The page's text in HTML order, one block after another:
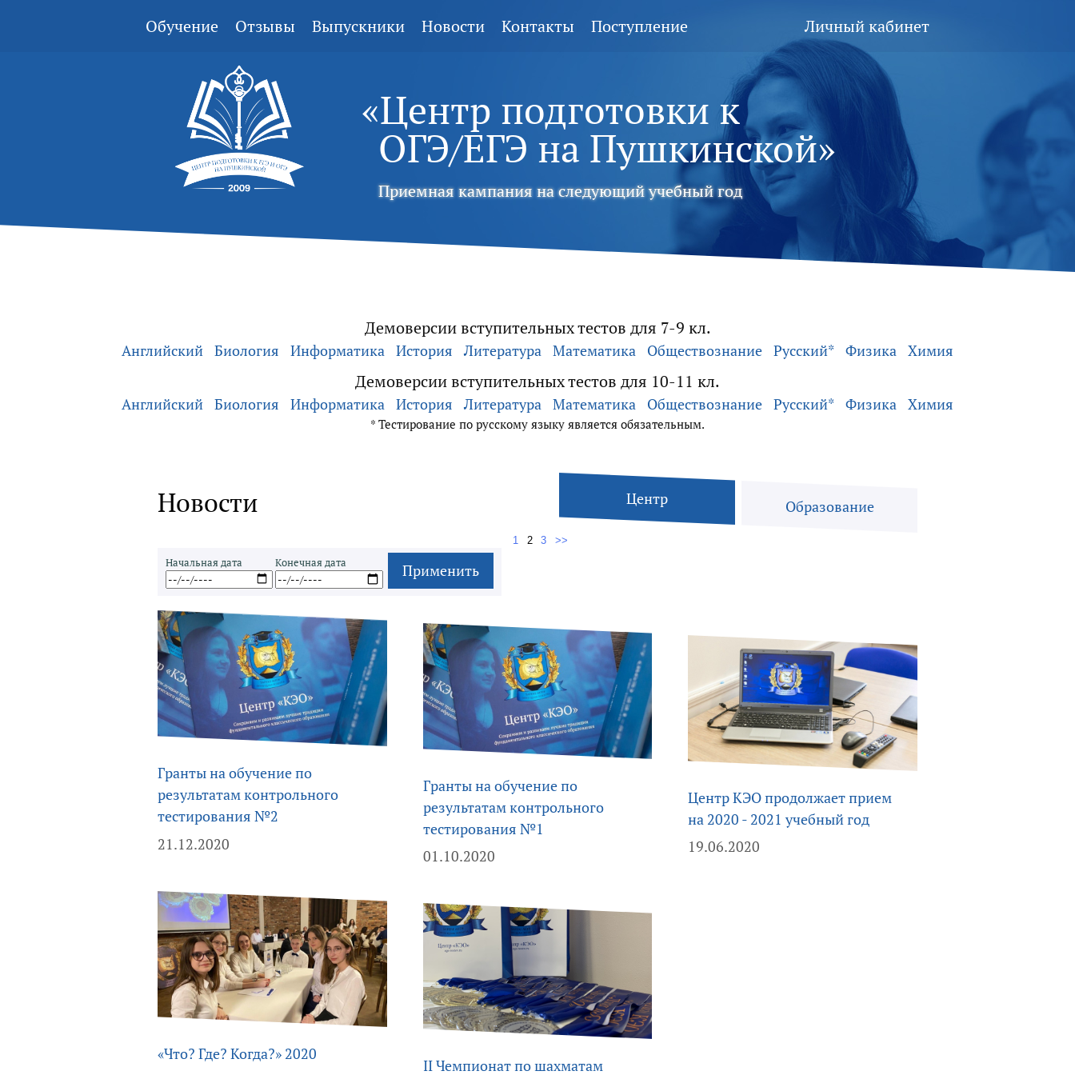
Личный кабинет
Обучение Отзывы Выпускники Новости Контакты Поступление
«Центр подготовки к
ОГЭ/ЕГЭ на Пушкинской»
Приемная кампания на следующий учебный год
Демоверсии вступительных тестов для 7-9 кл.
Английский Биология Информатика История Литература Математика Обществознание Русский* Физика Химия
Демоверсии вступительных тестов для 10-11 кл.
Английский Биология Информатика История Литература Математика Обществознание Русский* Физика Химия
* Тестирование по русскому языку является обязательным.
Новости Центр Образование
1 2 3 >>
Начальная дата Конечная дата
Гранты на обучение по
результатам контрольного
тестирования №2
21.12.2020
Гранты на обучение по
результатам контрольного
тестирования №1
01.10.2020
Центр КЭО продолжает прием
на 2020 - 2021 учебный год
19.06.2020
«Что? Где? Когда?» 2020
II Чемпионат по шахматам